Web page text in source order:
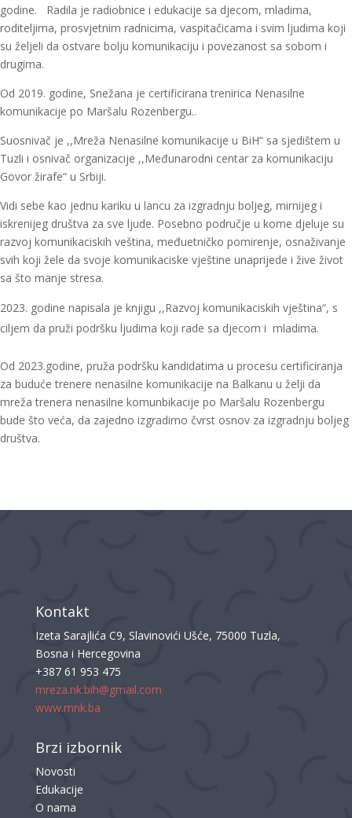
godine. Radila je radiobnice i edukacije sa djecom, mladima,
roditeljima, prosvjetnim radnicima, vaspitačicama i svim ljudima koji
su željeli da ostvare bolju komunikaciju i povezanost sa sobom i
drugima.
Оd 2019. godine, Snežana je certificirana trenirica Nenasilne
komunikacije po Maršalu Rozenbergu..
Suosnivač je ,,Mreža Nenasilne komunikacije u BiH“ sa sjedištem u
Tuzli i osnivač organizacije ,,Međunarodni centar za komunikaciju
Govor žirafe“ u Srbiji.
Vidi sebe kao jednu kariku u lancu za izgradnju boljeg, mirnijeg i
iskrenijeg društva za sve ljude. Posebno područje u kome djeluje su
razvoj komunikaciskih veština, međuetničko pomirenje, osnaživanje
svih koji žele da svoje komunikaciske vještine unaprijede i žive život
sa što manje stresa.
godine napisala je knjigu ,,Razvoj komunikaciskih vještina“, s
ciljem da pruži podršku ljudima koji rade sa djecom i mladima.
Od 2023.godine, pruža podršku kandidatima u procesu certificiranja
za buduće trenere nenasilne komunikacije na Balkanu u želji da
mreža trenera nenasilne komunbikacije po Maršalu Rozenbergu
bude što veća, da zajedno izgradimo čvrst osnov za izgradnju boljeg
društva.
Kontakt
Izeta Sarajlića C9, Slavinovići Ušće, 75000 Tuzla,
Bosna i Hercegovina
+387 61 953 475
mreza.nk.bih@gmail.com
www.mnk.ba
Brzi izbornik
Novosti
Edukacije
O nama